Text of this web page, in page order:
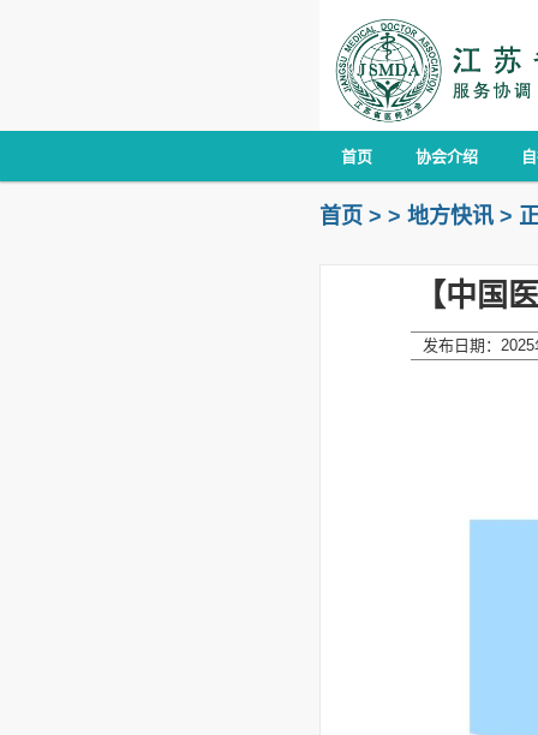
首页 协会介绍
首页 > > 地方快讯 >
【中国
发布日期：